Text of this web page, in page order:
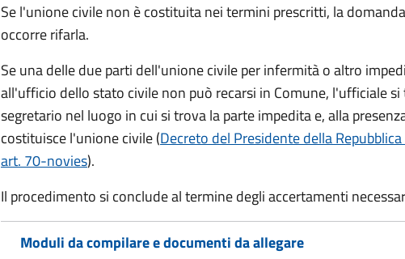
Se l'unione civile non è costituita nei termini prescritti, la
occorre rifarla.
Se una delle due parti dell'unione civile per infermità o altro
all'ufficio dello stato civile non può recarsi in Comune, l'ufficiale si
segretario nel luogo in cui si trova la parte impedita e, alla
costituisce l'unione civile (Decreto del Presidente della
art. 70-novies).
Il procedimento si conclude al termine degli accertamenti
Moduli da compilare e documenti da allegare